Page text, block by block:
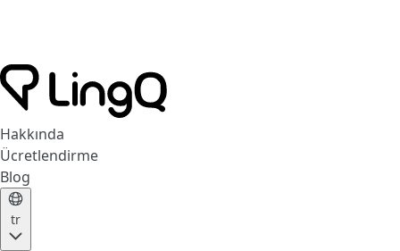
Hakkında
Ücretlendirme
Blog
tr